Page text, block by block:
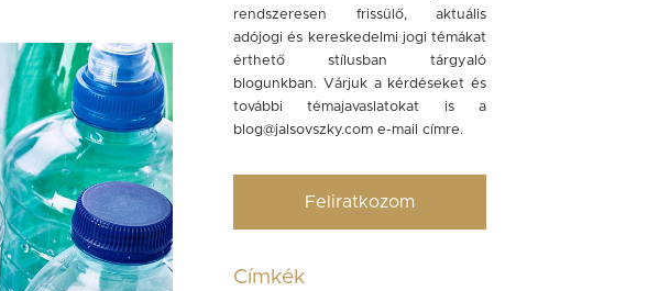
rendszeresen frissülő, aktuális
adójogi és kereskedelmi jogi témákat
érthető stílusban tárgyaló
blogunkban. Várjuk a kérdéseket és
további témajavaslatokat is a
blog@jalsovszky.com e-mail címre.
Feliratkozom
Címkék